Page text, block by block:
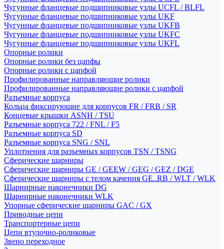
Чугунные фланцевые подшипниковые узлы UCFL / BLFL
Чугунные фланцевые подшипниковые узлы UKF
Чугунные фланцевые подшипниковые узлы UKFB
Чугунные фланцевые подшипниковые узлы UKFC
Чугунные фланцевые подшипниковые узлы UKFL
Опорные ролики
Опорные ролики без цапфы
Опорные ролики с цапфой
Профилированные направляющие ролики
Профилированные направляющие ролики с цапфой
Разъемные корпуса
Кольца фиксирующие для корпусов FR / FRB / SR
Концевые крышки ASNH / TSU
Разъемные корпуса 722 / FNL / F5
Разъемные корпуса SD
Разъемные корпуса SNG / SNL
Уплотнения для разъемных корпусов TSN / TSNG
Сферические шарниры
Сферические шарниры GE / GEEW / GEG / GEZ / DGE
Сферические шарниры с телом качения GE..RB / WLT / WLK
Шарнирные наконечники DG
Шарнирные наконечники WLK
Упорные сферические шарниры GAC / GX
Приводные цепи
Транспортерные цепи
Цепи втулочно-роликовые
Звено переходное